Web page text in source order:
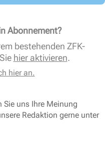
Abonnement?
bestehenden ZFK-
hier aktivieren.
hier an.
Sie uns Ihre Meinung
Redaktion gerne unter